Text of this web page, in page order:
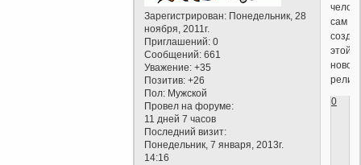
Зарегистрирован: Понедельник, 28
ноября, 2011г.
Приглашений: 0
Сообщений: 661
Уважение: +35
Позитив: +26
Пол: Мужской
Провел на форуме:
11 дней 7 часов
Последний визит:
Понедельник, 7 января, 2013г.
14:16
сам
этой
новой
0